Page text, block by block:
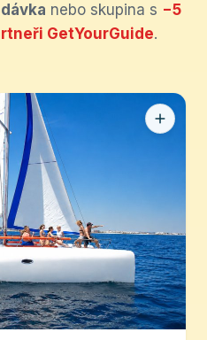
nebo skupina s −5
GetYourGuide.